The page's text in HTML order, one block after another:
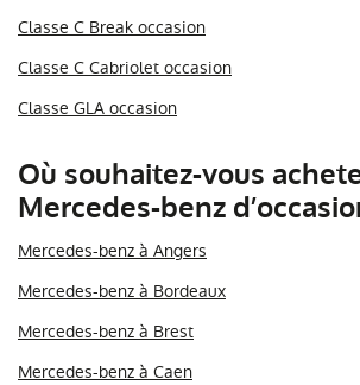
Classe C Break occasion
Classe C Cabriolet occasion
Classe GLA occasion
Où souhaitez-vous
Mercedes-benz
Mercedes-benz à Angers
Mercedes-benz à Bordeaux
Mercedes-benz à Brest
Mercedes-benz à Caen